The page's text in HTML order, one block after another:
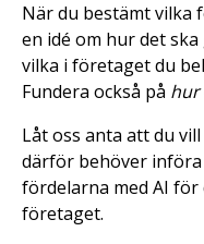
När du bestämt vilka
en idé om hur det
vilka i företaget du
Fundera också på hur
Låt oss anta att du
därför behöver
fördelarna med AI för
företaget.